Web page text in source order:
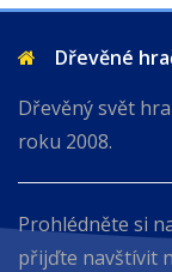
Dřevěné
Dřevěný svět
roku 2008.
Prohlédněte si
přijďte navštívit